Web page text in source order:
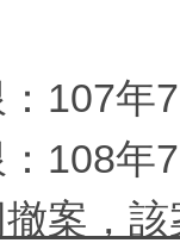
107年
108年
案，